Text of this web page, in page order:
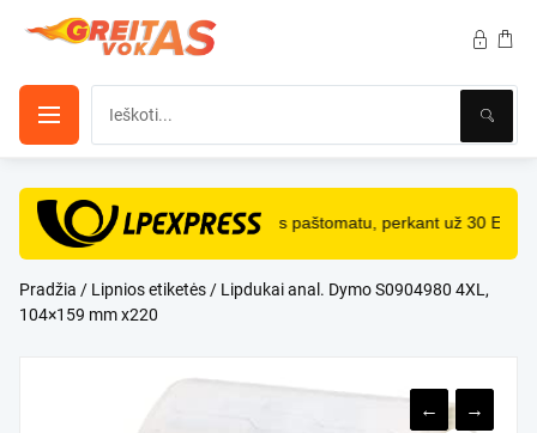
prie
NEMOKAMASpristatymas paštomatu, perkant už 30 Eur
Pradžia / Lipnios etiketės/ Lipdukai anal. Dymo S0904980 4XL,
104×159 mm x220
← →